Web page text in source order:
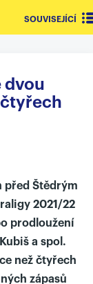
SOUVISEJÍCÍ
dvou
čtyřech
před Štědrým
2021/22
prodloužení
a spol.
než čtyřech
zápasů